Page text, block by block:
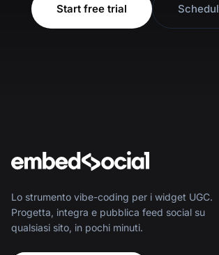
Start free trial
Lo strumento vibe-coding per i widget UGC.
Progetta, integra e pubblica feed social su
qualsiasi sito, in pochi minuti.